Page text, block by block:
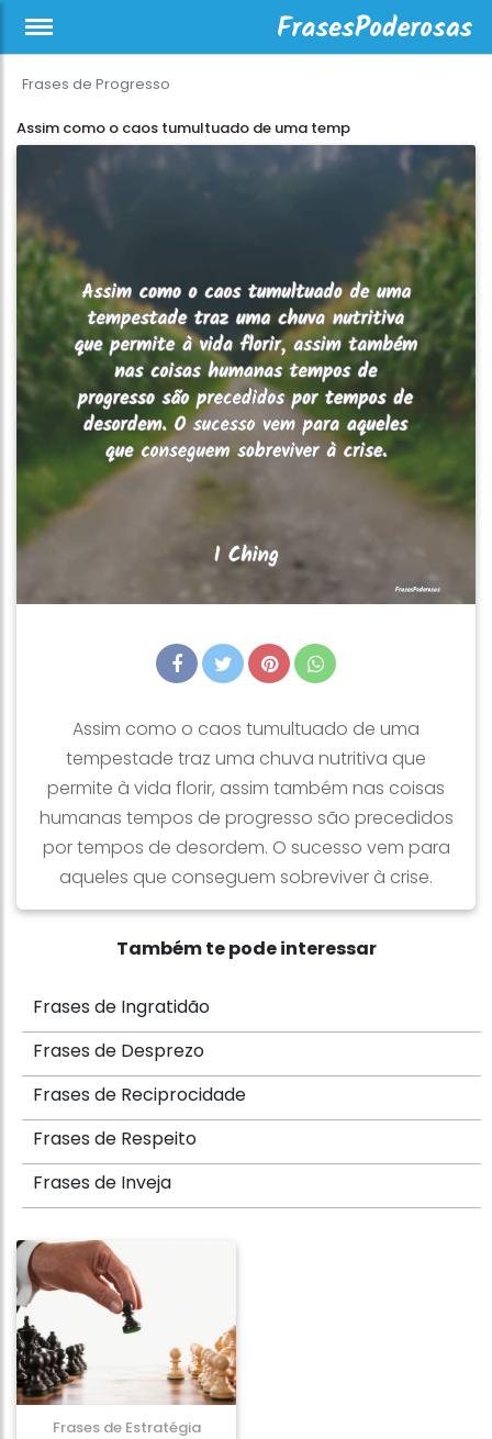
Frases de Progresso
Assim como o caos tumultuado de uma temp
Assim como o caos tumultuado de uma
tempestade traz uma chuva nutritiva que
permite à vida florir, assim também nas coisas
humanas tempos de progresso são precedidos
por tempos de desordem. O sucesso vem para
aqueles que conseguem sobreviver à crise.
Também te pode interessar
Frases de Ingratidão
Frases de Desprezo
Frases de Reciprocidade
Frases de Respeito
Frases de Inveja
Frases de Estratégia